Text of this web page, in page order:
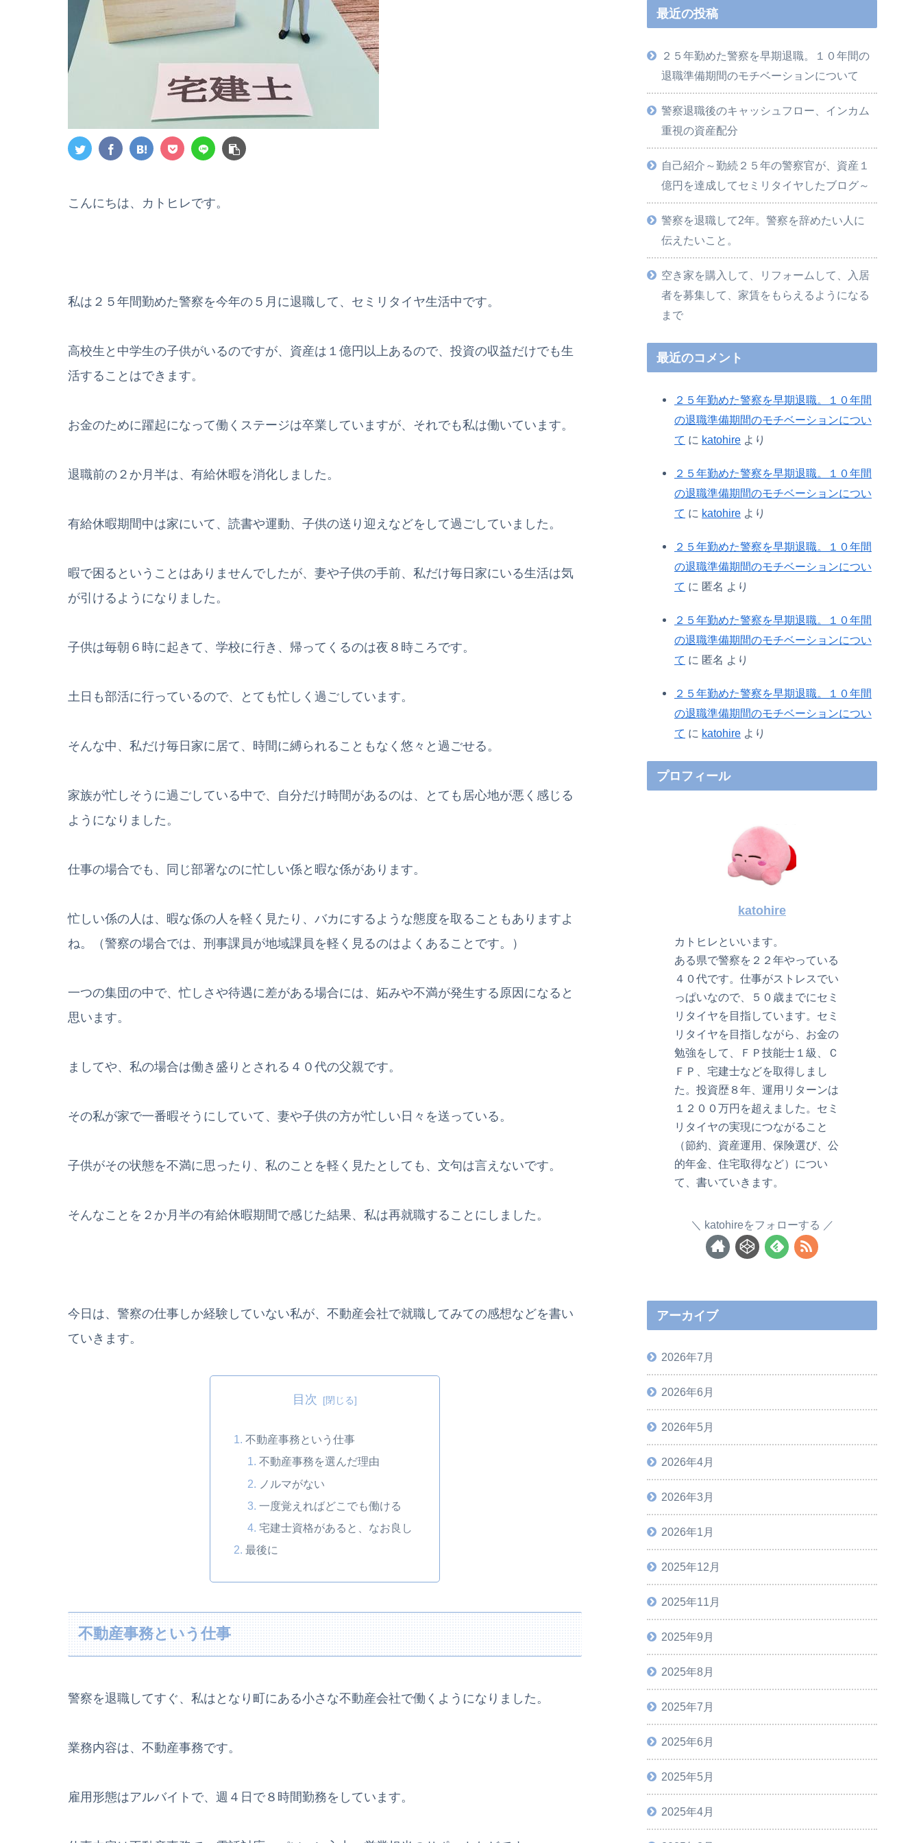
こんにちは、カトヒレです。
私は２５年間勤めた警察を今年の５月に退職して、セミリタイヤ生活中です。
高校生と中学生の子供がいるのですが、資産は１億円以上あるので、投資の収益だけでも生
活することはできます。
お金のために躍起になって働くステージは卒業していますが、それでも私は働いています。
退職前の２か月半は、有給休暇を消化しました。
有給休暇期間中は家にいて、読書や運動、子供の送り迎えなどをして過ごしていました。
暇で困るということはありませんでしたが、妻や子供の手前、私だけ毎日家にいる生活は気
が引けるようになりました。
子供は毎朝６時に起きて、学校に行き、帰ってくるのは夜８時ころです。
土日も部活に行っているので、とても忙しく過ごしています。
そんな中、私だけ毎日家に居て、時間に縛られることもなく悠々と過ごせる。
家族が忙しそうに過ごしている中で、自分だけ時間があるのは、とても居心地が悪く感じる
ようになりました。
仕事の場合でも、同じ部署なのに忙しい係と暇な係があります。
忙しい係の人は、暇な係の人を軽く見たり、バカにするような態度を取ることもありますよ
ね。（警察の場合では、刑事課員が地域課員を軽く見るのはよくあることです。）
一つの集団の中で、忙しさや待遇に差がある場合には、妬みや不満が発生する原因になると
思います。
ましてや、私の場合は働き盛りとされる４０代の父親です。
その私が家で一番暇そうにしていて、妻や子供の方が忙しい日々を送っている。
子供がその状態を不満に思ったり、私のことを軽く見たとしても、文句は言えないです。
そんなことを２か月半の有給休暇期間で感じた結果、私は再就職することにしました。
今日は、警察の仕事しか経験していない私が、不動産会社で就職してみての感想などを書い
ていきます。
目次
不動産事務という仕事
不動産事務を選んだ理由
ノルマがない
一度覚えればどこでも働ける
宅建士資格があると、なお良し
最後に
不動産事務という仕事
警察を退職してすぐ、私はとなり町にある小さな不動産会社で働くようになりました。
業務内容は、不動産事務です。
雇用形態はアルバイトで、週４日で８時間勤務をしています。
最近の投稿
２５年勤めた警察を早期退職。１０年間の
退職準備期間のモチベーションについて
警察退職後のキャッシュフロー、インカム
重視の資産配分
自己紹介～勤続２５年の警察官が、資産１
億円を達成してセミリタイヤしたブログ～
警察を退職して2年。警察を辞めたい人に
伝えたいこと。
空き家を購入して、リフォームして、入居
者を募集して、家賃をもらえるようになる
まで
最近のコメント
２５年勤めた警察を早期退職。１０年間
の退職準備期間のモチベーションについ
て に katohire より
２５年勤めた警察を早期退職。１０年間
の退職準備期間のモチベーションについ
て に katohire より
２５年勤めた警察を早期退職。１０年間
の退職準備期間のモチベーションについ
て に 匿名 より
２５年勤めた警察を早期退職。１０年間
の退職準備期間のモチベーションについ
て に 匿名 より
２５年勤めた警察を早期退職。１０年間
の退職準備期間のモチベーションについ
て に katohire より
プロフィール
katohire
カトヒレといいます。
ある県で警察を２２年やっている
４０代です。仕事がストレスでい
っぱいなので、５０歳までにセミ
リタイヤを目指しています。セミ
リタイヤを目指しながら、お金の
勉強をして、ＦＰ技能士１級、Ｃ
ＦＰ、宅建士などを取得しまし
た。投資歴８年、運用リターンは
１２００万円を超えました。セミ
リタイヤの実現につながること
（節約、資産運用、保険選び、公
的年金、住宅取得など）につい
て、書いていきます。
katohireをフォローする
アーカイブ
2026年7月
2026年6月
2026年5月
2026年4月
2026年3月
2026年1月
2025年12月
2025年11月
2025年9月
2025年8月
2025年7月
2025年6月
2025年5月
2025年4月